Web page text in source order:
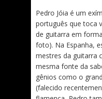
Pedro Jóia é um
português que toca
de guitarra em
foto). Na Espanha,
mestres da guitarra
mesma fonte da
gênios como o
(falecido